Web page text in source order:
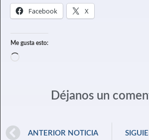
Facebook X
Me gusta esto:
Déjanos un
ANTERIOR NOTICIA